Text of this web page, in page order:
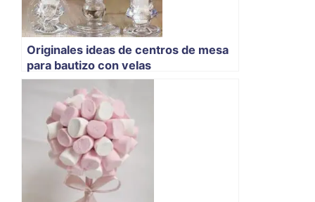
Originales ideas de centros de mesa
para bautizo con velas